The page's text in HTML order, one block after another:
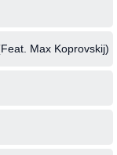
Max Koprovskij)